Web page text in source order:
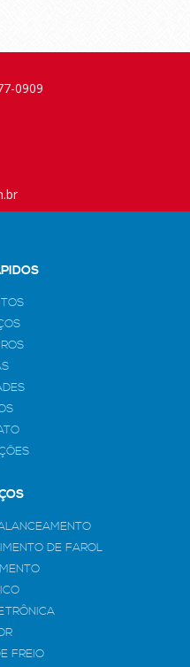
0909
DE FAROL
FREIO